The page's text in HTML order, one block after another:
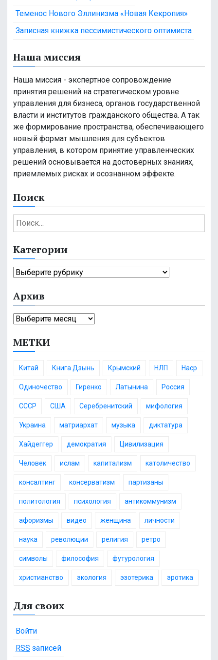
Теменос Нового Эллинизма «Новая Кекропия»
Записная книжка пессимистического оптимиста
Наша миссия
Наша миссия - экспертное сопровождение
принятия решений на стратегическом уровне
управления для бизнеса, органов государственной
власти и институтов гражданского общества. А так
же формирование пространства, обеспечивающего
новый формат мышления для субъектов
управления, в котором принятие управленческих
решений основывается на достоверных знаниях,
приемлемых рисках и осознанном эффекте.
Поиск
Н
а
т
и
:
Категории
К
т
е
р
и
Архив
А
х
и
МЕТКИ
Китай Книга Дзынь Крымский НЛП Наср
Одиночество Гиренко Латынина Россия
СССР США Серебренитский мифология
Украина матриархат музыка диктатура
Хайдеггер демократия Цивилизация
Человек ислам капитализм католичество
консалтинг консерватизм партизаны
политология психология антикоммунизм
афоризмы видео женщина личности
наука революции религия ретро
символы философия футурология
христианство экология эзотерика эротика
Для своих
Войти
RSS записей